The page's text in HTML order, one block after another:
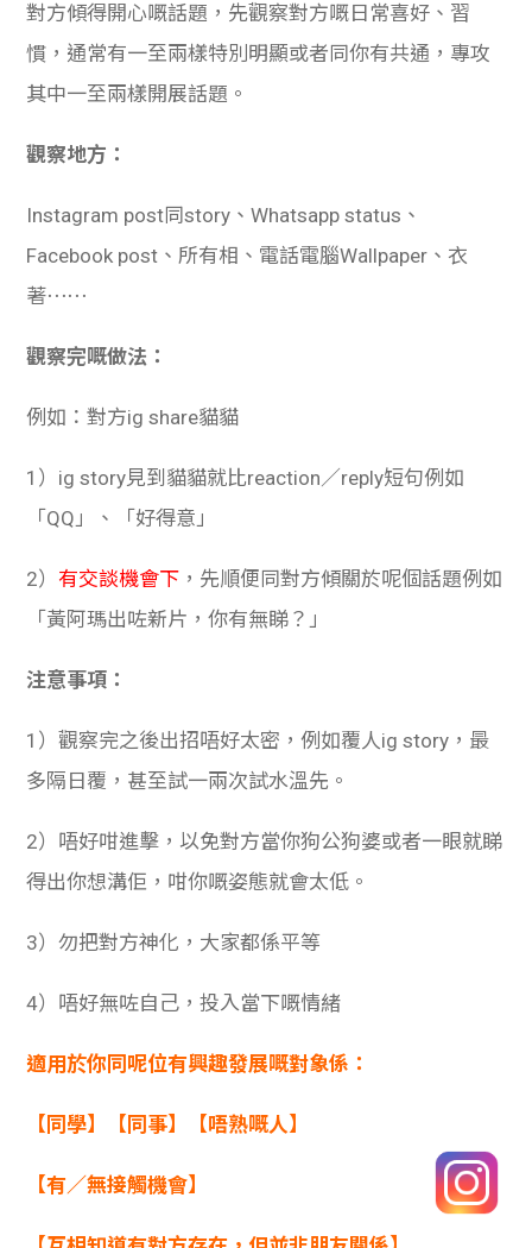
對方傾得開心嘅話題，先觀察對方嘅日常喜好、習
慣，通常有一至兩樣特別明顯或者同你有共通，專攻
其中一至兩樣開展話題。
觀察地方：
Instagram post同story、Whatsapp status、
Facebook post、所有相、電話電腦Wallpaper、衣
著⋯⋯
觀察完嘅做法：
例如：對方ig share貓貓
1）ig story見到貓貓就比reaction／reply短句例如
「QQ」、「好得意」
2） 有交談機會下 ，先順便同對方傾關於呢個話題例如
「黃阿瑪出咗新片，你有無睇？」
注意事項：
1）觀察完之後出招唔好太密，例如覆人ig story，最
多隔日覆，甚至試一兩次試水溫先。
2）唔好咁進擊，以免對方當你狗公狗婆或者一眼就睇
得出你想溝佢，咁你嘅姿態就會太低。
3）勿把對方神化，大家都係平等
4）唔好無咗自己，投入當下嘅情緒
適用於你同呢位有興趣發展嘅對象係：
【同學】【同事】【唔熟嘅人】
【有／無接觸機會】